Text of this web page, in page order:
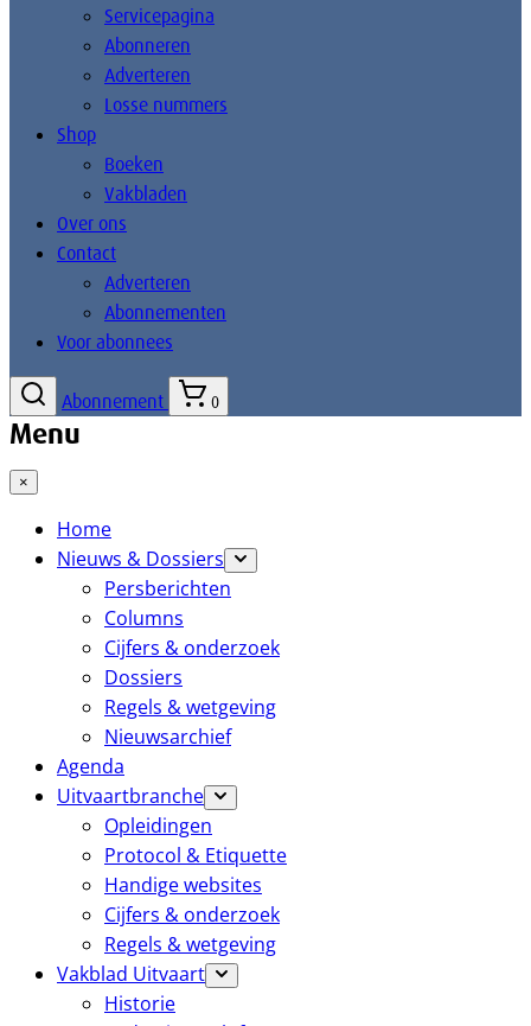
Servicepagina
Abonneren
Adverteren
Losse nummers
Shop
Boeken
Vakbladen
Over ons
Contact
Adverteren
Abonnementen
Voor abonnees
Abonnement 0
Menu
×
Home
Nieuws & Dossiers
Persberichten
Columns
Cijfers & onderzoek
Dossiers
Regels & wetgeving
Nieuwsarchief
Agenda
Uitvaartbranche
Opleidingen
Protocol & Etiquette
Handige websites
Cijfers & onderzoek
Regels & wetgeving
Vakblad Uitvaart
Historie